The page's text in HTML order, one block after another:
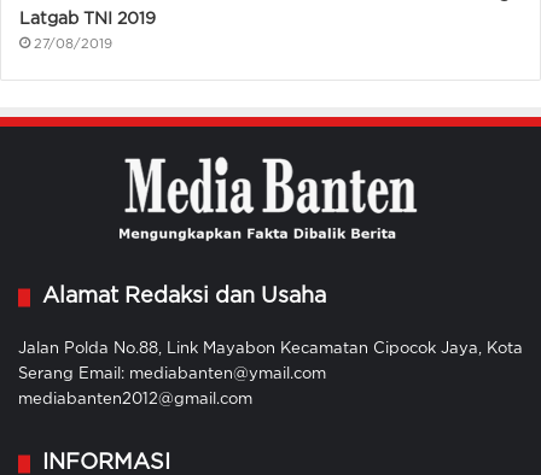
Latgab TNI 2019
27/08/2019
Alamat Redaksi dan Usaha
Jalan Polda No.88, Link Mayabon Kecamatan Cipocok Jaya, Kota
Serang Email: mediabanten@ymail.com
mediabanten2012@gmail.com
INFORMASI